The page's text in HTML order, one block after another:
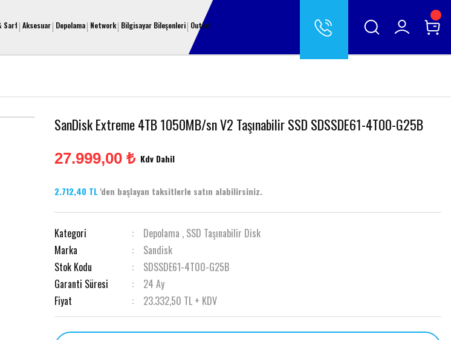
Sarf Aksesuar Depolama Network Bilgisayar Bileşenleri Outlet
SanDisk Extreme 4TB 1050MB/sn V2 Taşınabilir SSD SDSSDE61-4T00-G25B
27.999,00 ₺ Kdv Dahil
2.712,40 TL 'den başlayan taksitlerle satın alabilirsiniz.
Kategori Depolama , SSD Taşınabilir Disk
Marka
Sandisk
Stok Kodu
SDSSDE61-4T00-G25B
Garanti Süresi
24 Ay
Fiyat
23.332,50 TL + KDV